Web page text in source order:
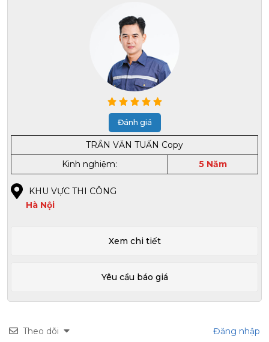
Đánh giá
TRẦN VĂN TUẤN Copy
Kinh nghiệm:
5 Năm
KHU VỰC THI CÔNG
Hà Nội
Xem chi tiết
Yêu cầu báo giá
Theo dõi Đăng nhập